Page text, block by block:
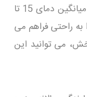
و سرمای شدید مواجه هستند، جزیره کیش با میانگین دمای 15 تا
به راحتی فراهم می
می توانید این